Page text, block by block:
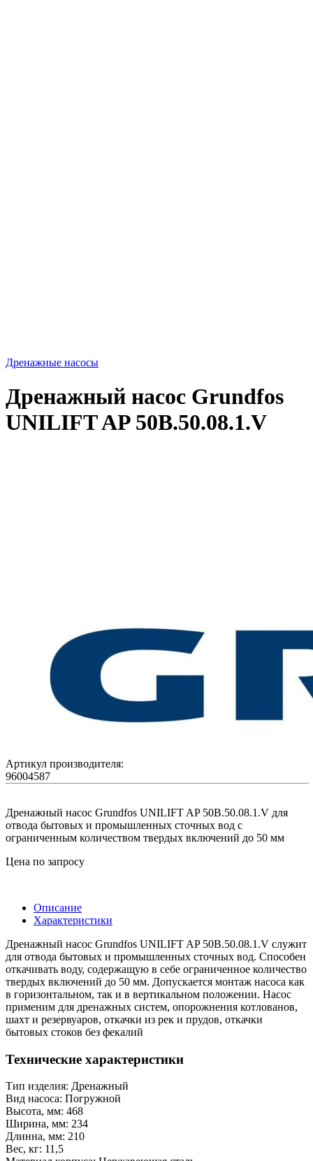
Дренажные насосы
Дренажный насос Grundfos
UNILIFT AP 50B.50.08.1.V
Артикул производителя:
96004587
Дренажный насос Grundfos UNILIFT AP 50B.50.08.1.V для
отвода бытовых и промышленных сточных вод с
ограниченным количеством твердых включений до 50 мм
Цена по запросу
Описание
Характеристики
Дренажный насос Grundfos UNILIFT AP 50B.50.08.1.V служит
для отвода бытовых и промышленных сточных вод. Способен
откачивать воду, содержащую в себе ограниченное количество
твердых включений до 50 мм. Допускается монтаж насоса как
в горизонтальном, так и в вертикальном положении. Насос
применим для дренажных систем, опорожнения котлованов,
шахт и резервуаров, откачки из рек и прудов, откачки
бытовых стоков без фекалий
Технические характеристики
Тип изделия: Дренажный
Вид насоса: Погружной
Высота, мм: 468
Ширина, мм: 234
Длинна, мм: 210
Вес, кг: 11,5